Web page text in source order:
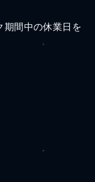
期間中の休業日を